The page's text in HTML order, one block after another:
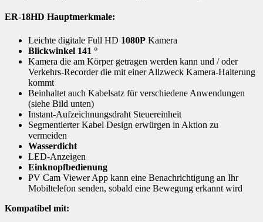
ER-18HD Hauptmerkmale:
Leichte digitale Full HD 1080P Kamera
Blickwinkel 141 °
Kamera die am Körper getragen werden kann und / oder
Verkehrs-Recorder die mit einer Allzweck Kamera-Halterung
kommt
Beinhaltet auch Kabelsatz für verschiedene Anwendungen
(siehe Bild unten)
Instant-Aufzeichnungsdraht Steuereinheit
Segmentierter Kabel Design erwürgen in Aktion zu
vermeiden
Wasserdicht
LED-Anzeigen
Einknopfbedienung
PV Cam Viewer App kann eine Benachrichtigung an Ihr
Mobiltelefon senden, sobald eine Bewegung erkannt wird
Kompatibel mit: